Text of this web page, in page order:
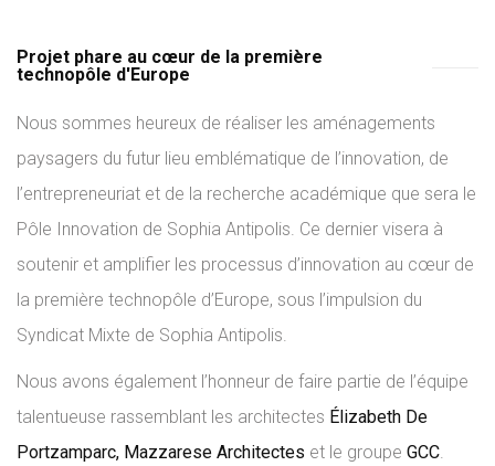
Projet phare au cœur de la première
technopôle d'Europe
Nous sommes heureux de réaliser les aménagements
paysagers du futur lieu emblématique de l’innovation, de
l’entrepreneuriat et de la recherche académique que sera le
Pôle Innovation de Sophia Antipolis. Ce dernier visera à
soutenir et amplifier les processus d’innovation au cœur de
la première technopôle d’Europe, sous l’impulsion du
Syndicat Mixte de Sophia Antipolis.
Nous avons également l’honneur de faire partie de l’équipe
talentueuse rassemblant les architectes Élizabeth De
Portzamparc, Mazzarese Architectes et le groupe GCC.